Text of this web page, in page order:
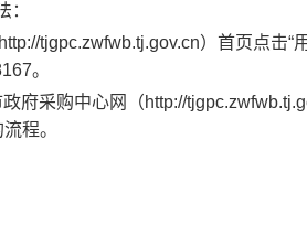
：
http://tjgpc.zwfwb.tj.gov.cn）首页点击“
。
府采购中心网（http://
程。